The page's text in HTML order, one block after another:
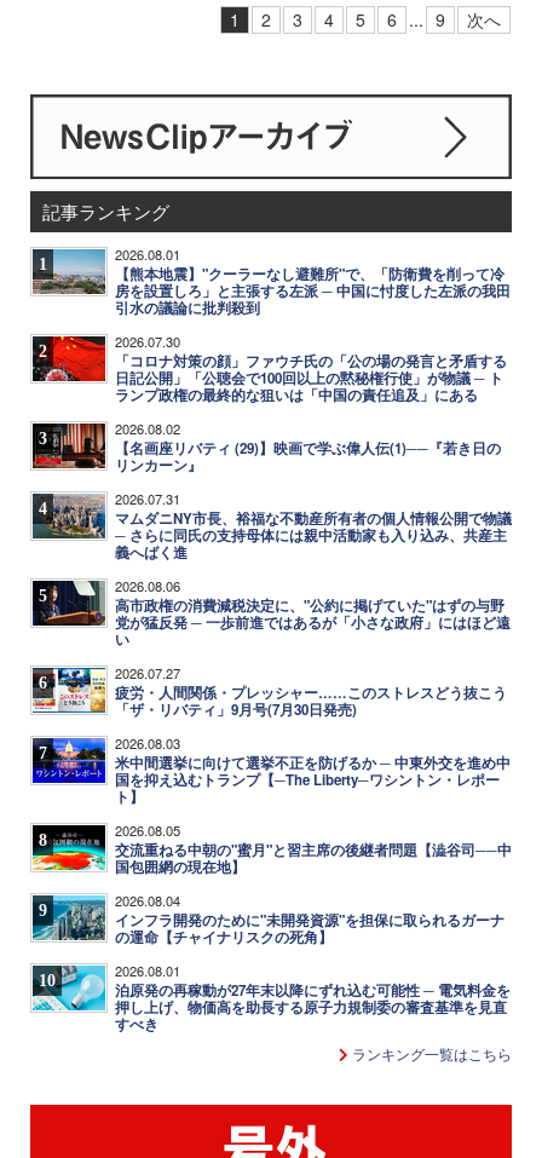
1 2 3 4 5 6 ... 9 次へ
記事ランキング
1 2026.08.01
【熊本地震】"クーラーなし避難所"で、「防衛費を削って冷
房を設置しろ」と主張する左派 ─ 中国に忖度した左派の我田
引水の議論に批判殺到
2 2026.07.30
「コロナ対策の顔」ファウチ氏の「公の場の発言と矛盾する
日記公開」「公聴会で100回以上の黙秘権行使」が物議 ─ ト
ランプ政権の最終的な狙いは「中国の責任追及」にある
3 2026.08.02
【名画座リバティ (29)】映画で学ぶ偉人伝(1)──『若き日の
リンカーン』
4 2026.07.31
マムダニNY市長、裕福な不動産所有者の個人情報公開で物議
─ さらに同氏の支持母体には親中活動家も入り込み、共産主
義へばく進
5 2026.08.06
高市政権の消費減税決定に、"公約に掲げていた"はずの与野
党が猛反発 ─ 一歩前進ではあるが「小さな政府」にはほど遠
い
6 2026.07.27
疲労・人間関係・プレッシャー……このストレスどう抜こう
「ザ・リバティ」9月号(7月30日発売)
7 2026.08.03
米中間選挙に向けて選挙不正を防げるか ─ 中東外交を進め中
国を抑え込むトランプ【─The Liberty─ワシントン・レポー
ト】
8 2026.08.05
交流重ねる中朝の"蜜月"と習主席の後継者問題【澁谷司──中
国包囲網の現在地】
9 2026.08.04
インフラ開発のために"未開発資源"を担保に取られるガーナ
の運命【チャイナリスクの死角】
10 2026.08.01
泊原発の再稼動が27年末以降にずれ込む可能性 ─ 電気料金を
押し上げ、物価高を助長する原子力規制委の審査基準を見直
すべき
ランキング一覧はこちら